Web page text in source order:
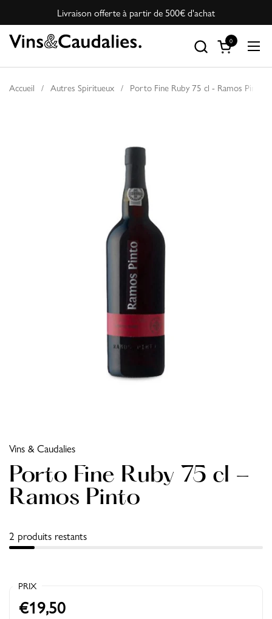
Passer au contenuLivraison offerte à partir de 500€ d'achat
Ouvrir le
0
Accueil / Autres Spiritueux / Porto Fine Ruby 75 cl - Ramos Pinto
Vins & Caudalies
Porto Fine Ruby 75 cl -
Ramos Pinto
2 produits restants
PRIX
€19,50